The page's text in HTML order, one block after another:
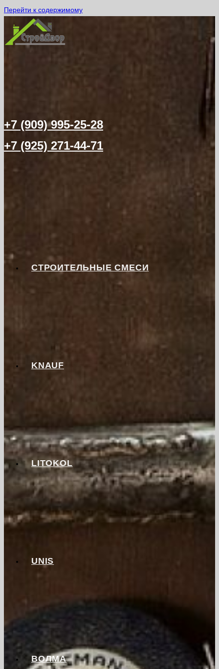
Перейти к содержимому
+7 (909) 995-25-28
+7 (925) 271-44-71
СТРОИТЕЛЬНЫЕ СМЕСИ
KNAUF
LITOKOL
UNIS
ВОЛМА